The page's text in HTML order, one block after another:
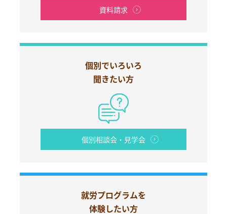
資料請求
個別でいろいろ
聞きたい方
個別相談会・見学会
就労プログラムを
体験したい方